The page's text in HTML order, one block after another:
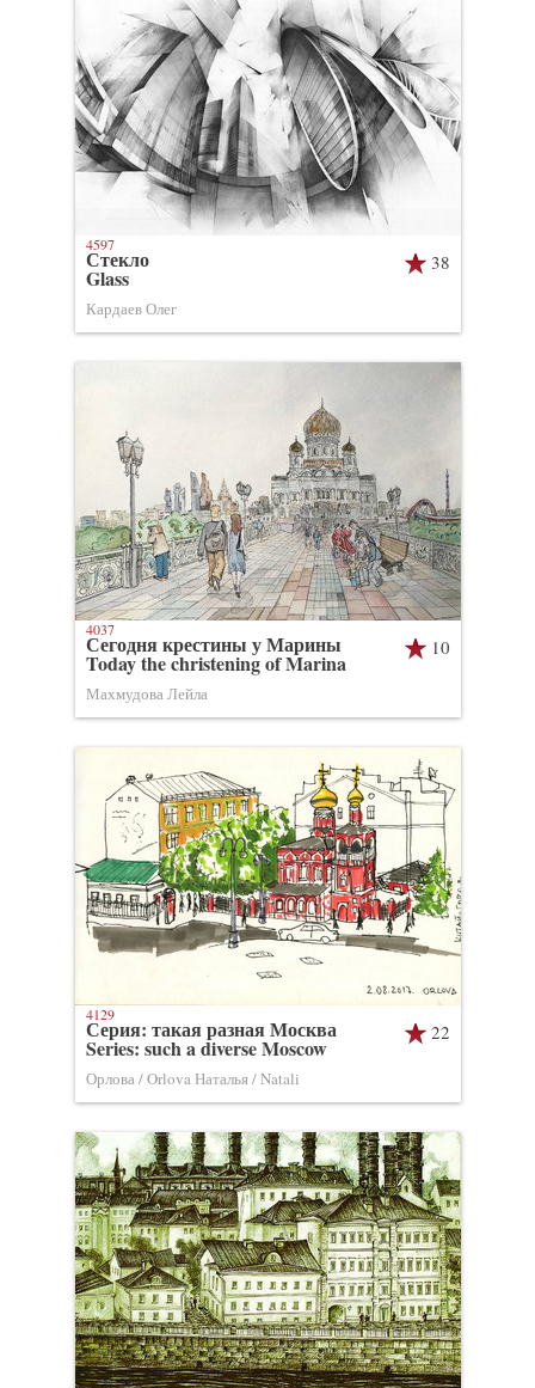
38
Стекло
Glass
Кардаев Олег
4597
10
Сегодня крестины у Марины
Today the christening of Marina
Махмудова Лейла
4037
22
Серия: такая разная Москва
Series: such a diverse Moscow
Орлова / Orlova Наталья / Natali
4129